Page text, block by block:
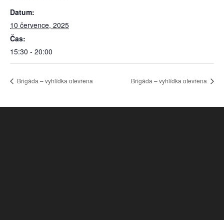
Datum:
10 července, 2025
Čas:
15:30 - 20:00
Brigáda – vyhlídka otevřena Brigáda – vyhlídka otevřena